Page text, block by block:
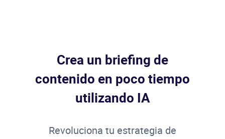
Crea un briefing de
contenido en poco tiempo
utilizando IA
Revoluciona tu estrategia de